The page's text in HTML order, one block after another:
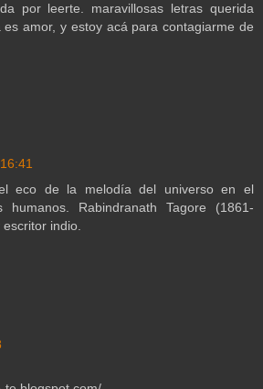
por leerte. maravillosas letras querida
es amor, y estoy acá para contagiarme de
16:41
eco de la melodía del universo en el
Rabindranath Tagore (1861-
indio.